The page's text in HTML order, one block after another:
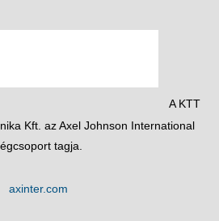
A KTT
Kft. az Axel Johnson International
tagja.
axinter.com